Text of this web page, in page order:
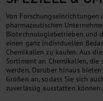
Von Forschungseinrichtungen
pharmazeutischen
Biotechnologiebetrieben und
einen ganz individuellen
Chemikalien zu kaufen. Aus
Sortiment an Chemikalien,
werden. Darüber hinaus
Größen an, sodass Sie sich
zuverlässig ausstatten können.